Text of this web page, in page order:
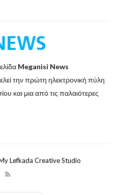
Meganisi News
την πρώτη ηλεκτρονική πύλη
και μια από τις παλαιότερες
Lefkada Creative Studio